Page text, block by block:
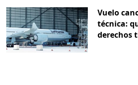
Vuelo
técnica:
derechos